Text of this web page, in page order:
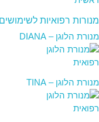
מנורות רפואיות
מנורת הלוגן – DIANA
מנורת הלוגן – TINA